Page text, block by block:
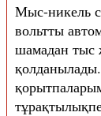
Мыс-никель
вольтты
шамадан тыс
қолданылады.